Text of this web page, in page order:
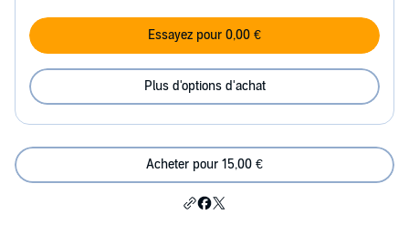
Essayez pour 0,00 €
Plus d'options d'achat
Acheter pour 15,00 €